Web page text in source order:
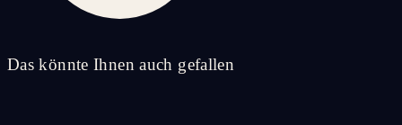
Das könnte Ihnen auch gefallen